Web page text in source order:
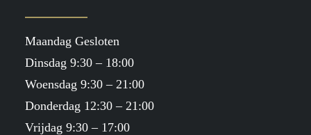
Maandag Gesloten
Dinsdag 9:30 – 18:00
Woensdag 9:30 – 21:00
Donderdag 12:30 – 21:00
Vrijdag 9:30 – 17:00